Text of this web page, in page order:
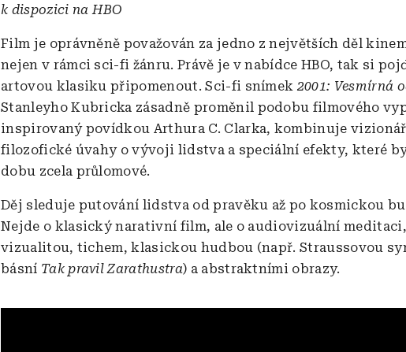
k dispozici na HBO
Film je oprávněně považován za jedno z největších děl
nejen v rámci sci-fi žánru. Právě je v nabídce HBO, tak si
artovou klasiku připomenout. Sci-fi snímek 2001: Vesmírná
Stanleyho Kubricka zásadně proměnil podobu filmového
inspirovaný povídkou Arthura C. Clarka, kombinuje
filozofické úvahy o vývoji lidstva a speciální efekty, které
dobu zcela průlomové.
Děj sleduje putování lidstva od pravěku až po kosmickou
Nejde o klasický narativní film, ale o audiovizuální
vizualitou, tichem, klasickou hudbou (např. Straussovou
básní Tak pravil Zarathustra) a abstraktními obrazy.